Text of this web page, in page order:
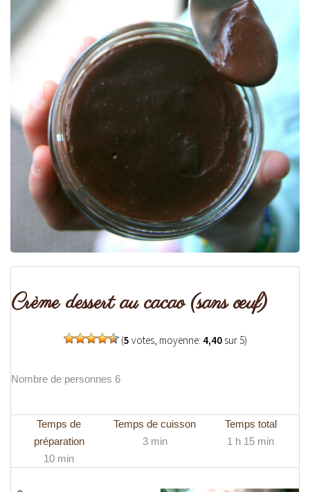
Crème dessert au cacao (sans œuf)
(5 votes, moyenne: 4,40sur 5)
Nombre de personnes 6
Temps de
préparation
10 min
Temps de cuisson
3 min
Temps total
1 h 15 min